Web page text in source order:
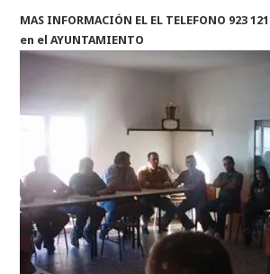
MAS INFORMACIÓN EL EL TELEFONO 923
en el AYUNTAMIENTO